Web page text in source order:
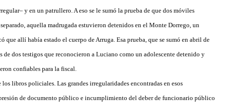
y en un patrullero. A eso se le sumó la prueba de que dos móviles
aquella madrugada estuvieron detenidos en el Monte Dorrego, un
allí había estado el cuerpo de Arruga. Esa prueba, que se sumó en abril de
de dos testigos que reconocieron a Luciano como un adolescente detenido y
confiables para la fiscal.
libros policiales. Las grandes irregularidades encontradas en esos
de documento público e incumplimiento del deber de funcionario público